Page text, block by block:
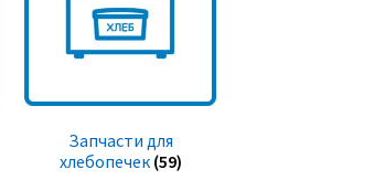
Запчасти для
хлебопечек (59)